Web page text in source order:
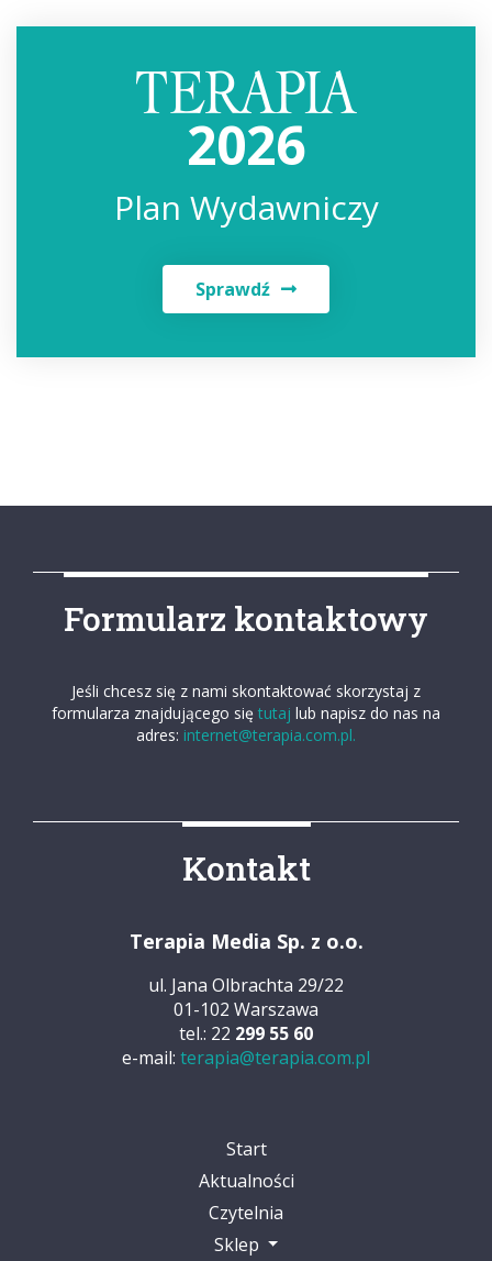
2026
Plan Wydawniczy
Sprawdź
Formularz kontaktowy
Jeśli chcesz się z nami skontaktować skorzystaj z
formularza znajdującego się tutaj lub napisz do nas na
adres: internet@terapia.com.pl.
Kontakt
Terapia Media Sp. z o.o.
ul. Jana Olbrachta 29/22
01-102 Warszawa
tel.: 22 299 55 60
e-mail: terapia@terapia.com.pl
Start
Aktualności
Czytelnia
Sklep